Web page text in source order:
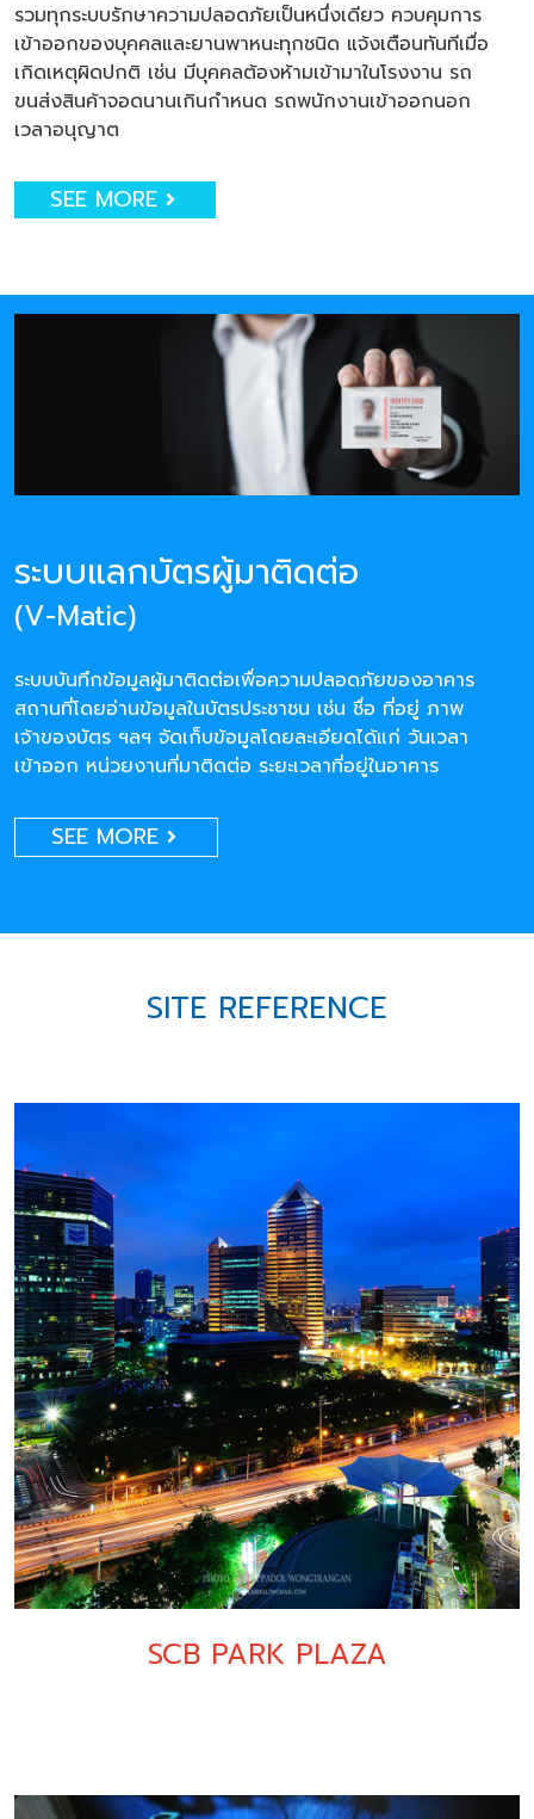
รวมทุกระบบรักษาความปลอดภัยเป็นหนึ่งเดียว ควบคุมการ
เข้าออกของบุคคลและยานพาหนะทุกชนิด แจ้งเตือนทันทีเมื่อ
เกิดเหตุผิดปกติ เช่น มีบุคคลต้องห้ามเข้ามาในโรงงาน รถ
ขนส่งสินค้าจอดนานเกินกำหนด รถพนักงานเข้าออกนอก
เวลาอนุญาต
SEE MORE
ระบบแลกบัตรผู้มาติดต่อ
(V-Matic)
ระบบบันทึกข้อมูลผู้มาติดต่อเพื่อความปลอดภัยของอาคาร
สถานที่โดยอ่านข้อมูลในบัตรประชาชน เช่น ชื่อ ที่อยู่ ภาพ
เจ้าของบัตร ฯลฯ จัดเก็บข้อมูลโดยละเอียดได้แก่ วันเวลา
เข้าออก หน่วยงานที่มาติดต่อ ระยะเวลาที่อยู่ในอาคาร
SEE MORE
SITE REFERENCE
SCB PARK PLAZA